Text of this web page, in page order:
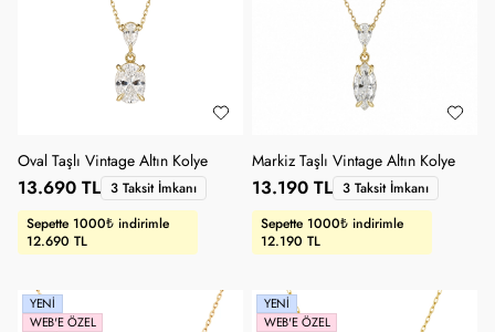
Oval Taşlı Vintage Altın Kolye
Sepette 1000₺ indirimle
12.690 TL
13.690 TL 3 Taksit İmkanı
Markiz Taşlı Vintage Altın Kolye
Sepette 1000₺ indirimle
12.190 TL
13.190 TL 3 Taksit İmkanı
YENI
WEB'E ÖZEL
YENI
WEB'E ÖZEL